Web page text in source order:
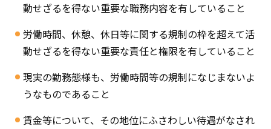
動せざるを得ない重要な職務内容を有していること
労働時間、休憩、休日等に関する規制の枠を超えて活
動せざるを得ない重要な責任と権限を有していること
現実の勤務態様も、労働時間等の規制になじまないよ
うなものであること
賃金等について、その地位にふさわしい待遇がなされ